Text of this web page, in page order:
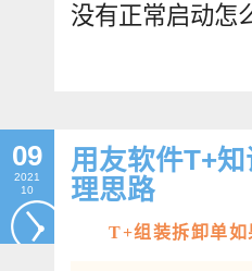
没有正常启动怎
09
2021
10
用友软件T+
理思路
T+组装拆卸单